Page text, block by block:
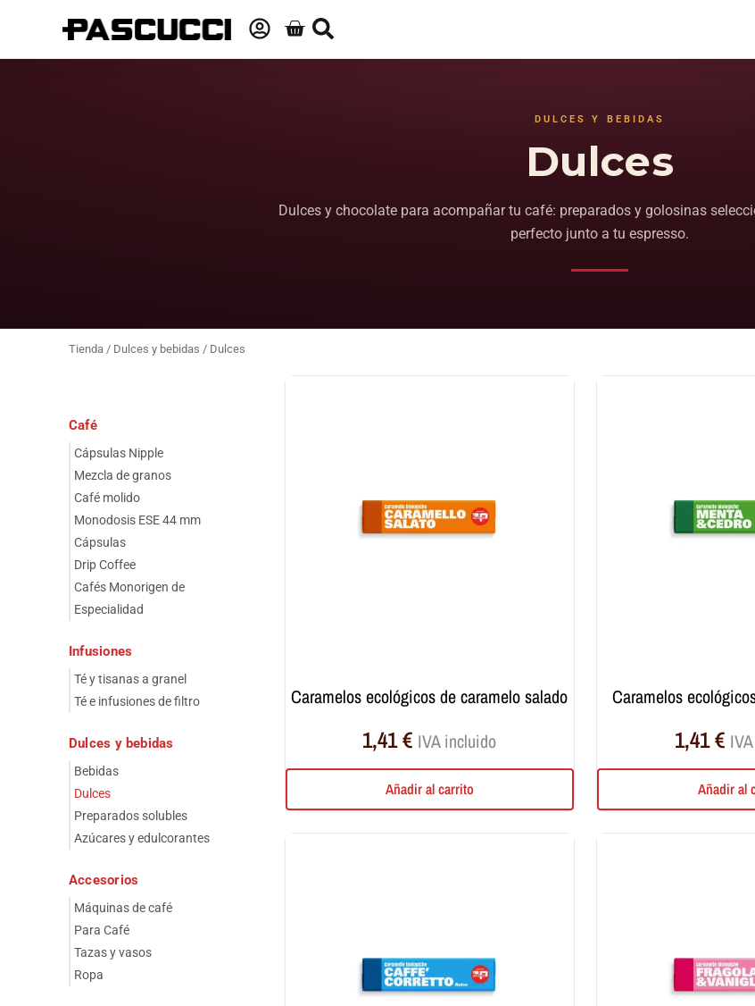
DULCES Y BEBIDAS
Dulces
Dulces y chocolate para acompañar tu café: preparados y golosinas
perfecto junto a tu espresso.
Tienda / Dulces y bebidas / Dulces
Café
Cápsulas Nipple
Mezcla de granos
Café molido
Monodosis ESE 44 mm
Cápsulas
Drip Coffee
Cafés Monorigen de
Especialidad
Infusiones
Té y tisanas a granel
Té e infusiones de filtro
Dulces y bebidas
Bebidas
Dulces
Preparados solubles
Azúcares y edulcorantes
Accesorios
Máquinas de café
Para Café
Tazas y vasos
Ropa
caramelos ecológicos de caramelo salado
1,41€ IVA incluido
Añadir al carrito
caramelos
1,41€
Añadir al